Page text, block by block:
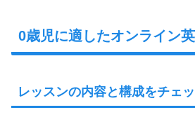
0歳児に適したオンライン
レッスンの内容と構成をチェ